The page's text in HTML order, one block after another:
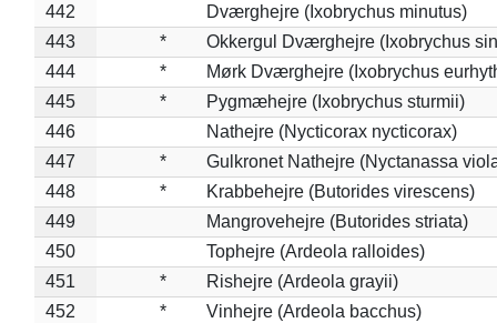
442
Dværghejre (Ixobrychus minutus)
443
*
Okkergul Dværghejre (Ixobrychus
444
*
Mørk Dværghejre (Ixobrychus
445
*
Pygmæhejre (Ixobrychus sturmii)
446
Nathejre (Nycticorax nycticorax)
447
*
Gulkronet Nathejre (Nyctanassa
448
*
Krabbehejre (Butorides virescens)
449
Mangrovehejre (Butorides striata)
450
Tophejre (Ardeola ralloides)
451
*
Rishejre (Ardeola grayii)
452
*
Vinhejre (Ardeola bacchus)